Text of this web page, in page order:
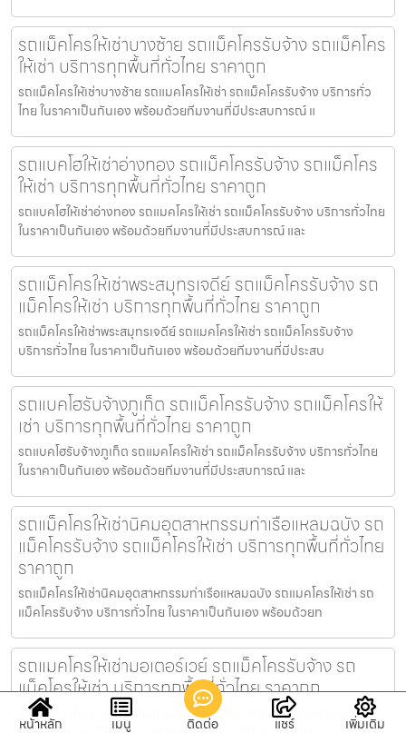
รถแม็คโครให้เช่าบางซ้าย รถแม็คโครรับจ้าง รถแม็คโคร
ให้เช่า บริการทุกพื้นที่ทั่วไทย ราคาถูก
รถแม็คโครให้เช่าบางซ้าย รถแมคโครให้เช่า รถแม็คโครรับจ้าง บริการทั่ว
ไทย ในราคาเป็นกันเอง พร้อมด้วยทีมงานที่มีประสบการณ์ แ
รถแบคโฮให้เช่าอ่างทอง รถแม็คโครรับจ้าง รถแม็คโคร
ให้เช่า บริการทุกพื้นที่ทั่วไทย ราคาถูก
รถแบคโฮให้เช่าอ่างทอง รถแมคโครให้เช่า รถแม็คโครรับจ้าง บริการทั่วไทย
ในราคาเป็นกันเอง พร้อมด้วยทีมงานที่มีประสบการณ์ และ
รถแม็คโครให้เช่าพระสมุทรเจดีย์ รถแม็คโครรับจ้าง รถ
แม็คโครให้เช่า บริการทุกพื้นที่ทั่วไทย ราคาถูก
รถแม็คโครให้เช่าพระสมุทรเจดีย์ รถแมคโครให้เช่า รถแม็คโครรับจ้าง
บริการทั่วไทย ในราคาเป็นกันเอง พร้อมด้วยทีมงานที่มีประสบ
รถแบคโฮรับจ้างภูเก็ต รถแม็คโครรับจ้าง รถแม็คโครให้
เช่า บริการทุกพื้นที่ทั่วไทย ราคาถูก
รถแบคโฮรับจ้างภูเก็ต รถแมคโครให้เช่า รถแม็คโครรับจ้าง บริการทั่วไทย
ในราคาเป็นกันเอง พร้อมด้วยทีมงานที่มีประสบการณ์ และ
รถแม็คโครให้เช่านิคมอุตสาหกรรมท่าเรือแหลมฉบัง รถ
แม็คโครรับจ้าง รถแม็คโครให้เช่า บริการทุกพื้นที่ทั่วไทย
ราคาถูก
รถแม็คโครให้เช่านิคมอุตสาหกรรมท่าเรือแหลมฉบัง รถแมคโครให้เช่า รถ
แม็คโครรับจ้าง บริการทั่วไทย ในราคาเป็นกันเอง พร้อมด้วยท
รถแมคโครให้เช่ามอเตอร์เวย์ รถแม็คโครรับจ้าง รถ
แม็คโครให้เช่า บริการทุกพื้นที่ทั่วไทย ราคาถูก
รถแมคโครให้เช่ามอเตอร์เวย์ รถแมคโครให้เช่า รถแม็คโครรับจ้าง บริการ
หน้าหลัก เมนู ติดต่อ แชร์ เพิ่มเติม